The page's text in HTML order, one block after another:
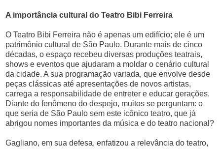
A importância cultural do Teatro Bibi Ferreira
O Teatro Bibi Ferreira não é apenas um edifício; ele é um
patrimônio cultural de São Paulo. Durante mais de cinco
décadas, o espaço recebeu diversas produções teatrais,
shows e eventos que ajudaram a moldar o cenário cultural
da cidade. A sua programação variada, que envolve desde
peças clássicas até apresentações de novos artistas,
carrega a responsabilidade de entreter e educar gerações.
Diante do fenômeno do despejo, muitos se perguntam: o
que seria de São Paulo sem este icônico teatro, que já
abrigou nomes importantes da música e do teatro nacional?
Gagliano, em sua defesa, enfatizou a relevância do teatro,